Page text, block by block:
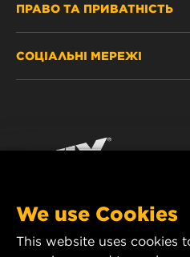
ПРАВО ТА ПРИВАТНІСТЬ
РЕКВІЗИТИ
СОЦІАЛЬНІ МЕРЕЖІ
MANN+HUMMEL FT
We use Cookies
This website uses cookies